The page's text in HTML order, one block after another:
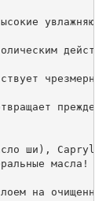
ши),
масла!
на